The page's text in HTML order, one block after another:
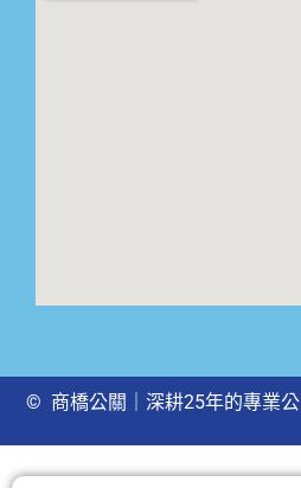
© 商橋公關｜深耕25年的專業